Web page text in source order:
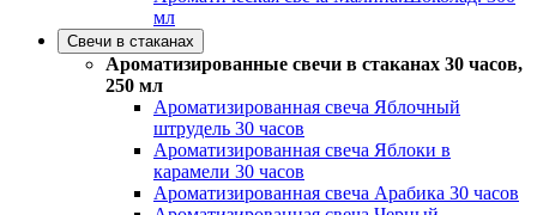
мл
Свечи в стаканах
Ароматизированные свечи в стаканах 30 часов,
250 мл
Ароматизированная свеча Яблочный
штрудель 30 часов
Ароматизированная свеча Яблоки в
карамели 30 часов
Ароматизированная свеча Арабика 30 часов